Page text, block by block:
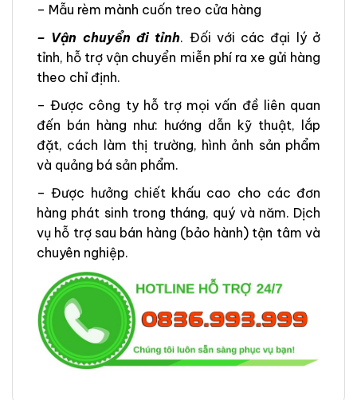
– Mẫu rèm mành cuốn treo cửa hàng
– Vận chuyển đi tỉnh. Đối với các đại lý ở
tỉnh, hỗ trợ vận chuyển miễn phí ra xe gửi hàng
theo chỉ định.
– Được công ty hỗ trợ mọi vấn đề liên quan
đến bán hàng như: hướng dẫn kỹ thuật, lắp
đặt, cách làm thị trường, hình ảnh sản phẩm
và quảng bá sản phẩm.
– Được hưởng chiết khấu cao cho các đơn
hàng phát sinh trong tháng, quý và năm. Dịch
vụ hỗ trợ sau bán hàng (bảo hành) tận tâm và
chuyên nghiệp.